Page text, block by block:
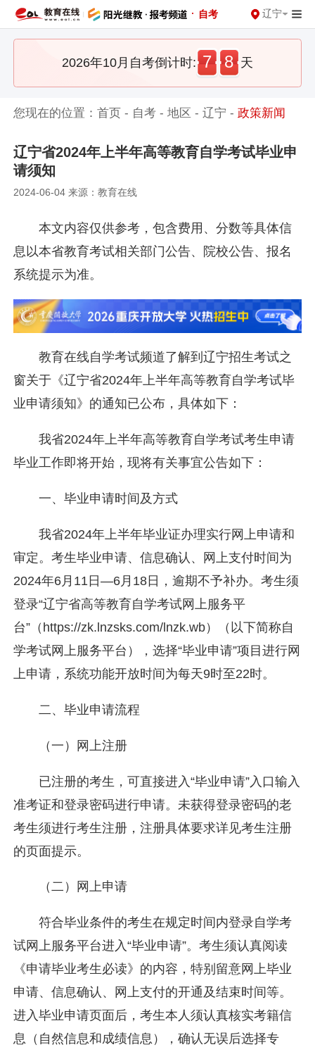
· 自考 辽宁
2026年10月自考倒计时: 7 8 天
您现在的位置：首页 - 自考 -地区 -辽宁 -政策新闻
辽宁省2024年上半年高等教育自学考试毕业申
请须知
2024-06-04 来源：教育在线
本文内容仅供参考，包含费用、分数等具体信
息以本省教育考试相关部门公告、院校公告、报名
系统提示为准。
教育在线自学考试频道了解到辽宁招生考试之
窗关于《辽宁省2024年上半年高等教育自学考试毕
业申请须知》的通知已公布，具体如下：
我省2024年上半年高等教育自学考试考生申请
毕业工作即将开始，现将有关事宜公告如下：
一、毕业申请时间及方式
我省2024年上半年毕业证办理实行网上申请和
审定。考生毕业申请、信息确认、网上支付时间为
2024年6月11日—6月18日，逾期不予补办。考生须
登录“辽宁省高等教育自学考试网上服务平
台”（https://zk.lnzsks.com/lnzk.wb）（以下简称自
学考试网上服务平台），选择“毕业申请”项目进行网
上申请，系统功能开放时间为每天9时至22时。
二、毕业申请流程
（一）网上注册
已注册的考生，可直接进入“毕业申请”入口输入
准考证和登录密码进行申请。未获得登录密码的老
考生须进行考生注册，注册具体要求详见考生注册
的页面提示。
（二）网上申请
符合毕业条件的考生在规定时间内登录自学考
试网上服务平台进入“毕业申请”。考生须认真阅读
《申请毕业考生必读》的内容，特别留意网上毕业
申请、信息确认、网上支付的开通及结束时间等。
进入毕业申请页面后，考生本人须认真核实考籍信
息（自然信息和成绩信息），确认无误后选择专